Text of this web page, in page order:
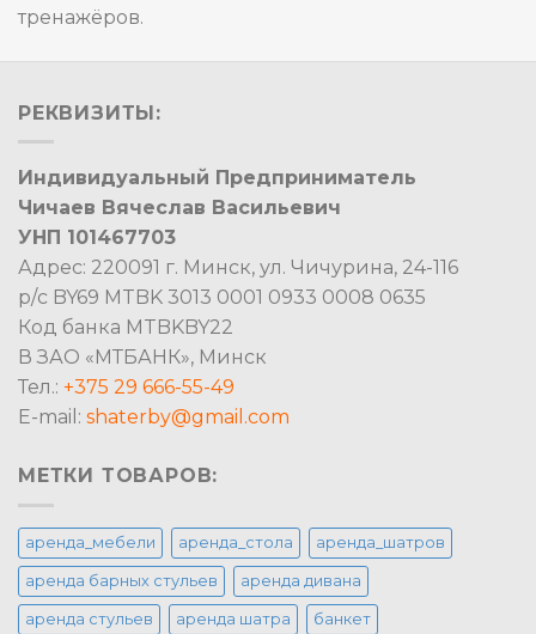
тренажёров.
РЕКВИЗИТЫ:
Индивидуальный Предприниматель
Чичаев Вячеслав Васильевич
УНП 101467703
Адрес: 220091 г. Минск, ул. Чичурина, 24-116
р/с BY69 MTBK 3013 0001 0933 0008 0635
Код банка MTBKBY22
В ЗАО «МТБАНК», Минск
Тел.: +375 29 666-55-49
E-mail: shaterby@gmail.com
МЕТКИ ТОВАРОВ:
аренда_мебели аренда_стола аренда_шатров
аренда барных стульев аренда дивана
аренда стульев аренда шатра банкет